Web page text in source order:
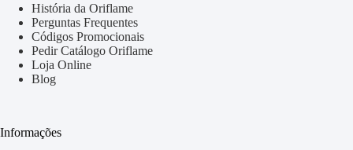
História da Oriflame
Perguntas Frequentes
Códigos Promocionais
Pedir Catálogo Oriflame
Loja Online
Blog
Informações